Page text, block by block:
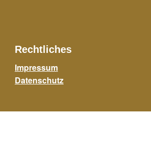
Rechtliches
Impressum
Datenschutz